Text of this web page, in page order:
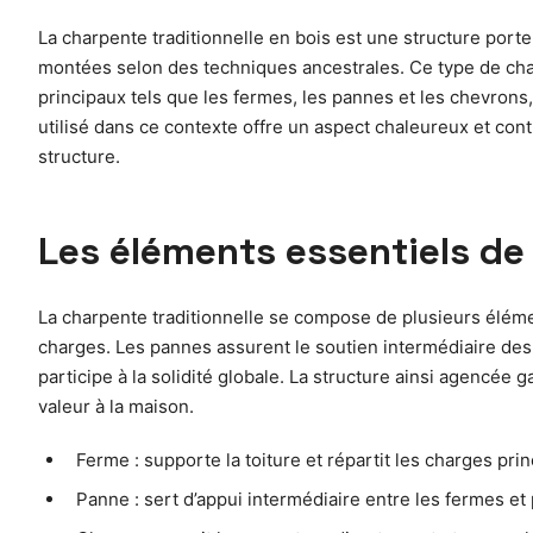
La charpente traditionnelle en bois est une structure
montées selon des techniques ancestrales. Ce type de
principaux tels que les fermes, les pannes et les
utilisé dans ce contexte offre un aspect chaleureux et
structure.
Les éléments essentiels
La charpente traditionnelle se compose de plusieurs
charges. Les pannes assurent le soutien intermédiaire
participe à la solidité globale. La structure ainsi agencée
valeur à la maison.
Ferme : supporte la toiture et répartit les charges
Panne : sert d’appui intermédiaire entre les fermes